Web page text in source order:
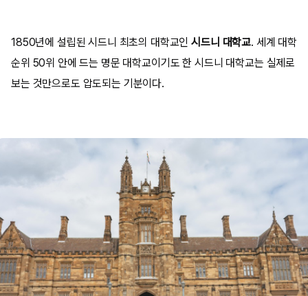
1850년에 설립된 시드니 최초의 대학교인시드니 대학교. 세계 대학
순위 50위 안에 드는 명문 대학교이기도 한 시드니 대학교는 실제로
보는 것만으로도 압도되는 기분이다.